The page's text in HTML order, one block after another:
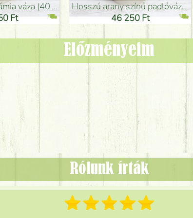
(50x29cm)
Ft
fekete design váza (15x20cm)
11 250 Ft
Előzményeim
Rólunk írták